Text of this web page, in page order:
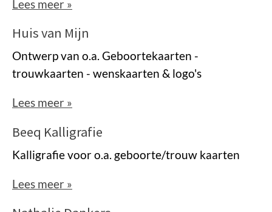
Lees meer »
Huis van Mijn
Ontwerp van o.a. Geboortekaarten -
trouwkaarten - wenskaarten & logo's
Lees meer »
Beeq Kalligrafie
Kalligrafie voor o.a. geboorte/trouw kaarten
Lees meer »